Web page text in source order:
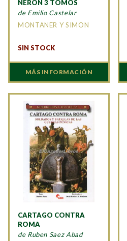
NERON 3 TOMOS
de Emilio Castelar
MONTANER Y SIMON
SIN STOCK
MÁS INFORMACIÓN
CARTAGO CONTRA
ROMA
de Ruben Saez Abad